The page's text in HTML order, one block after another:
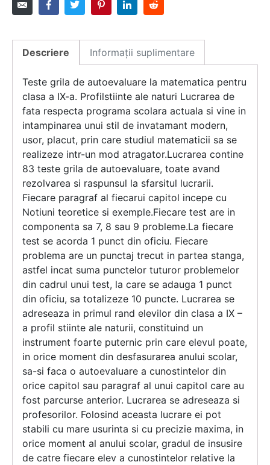
Descriere Informații suplimentare
Teste grila de autoevaluare la matematica pentru
clasa a IX-a. Profilstiinte ale naturi Lucrarea de
fata respecta programa scolara actuala si vine in
intampinarea unui stil de invatamant modern,
usor, placut, prin care studiul matematicii sa se
realizeze intr-un mod atragator.Lucrarea contine
83 teste grila de autoevaluare, toate avand
rezolvarea si raspunsul la sfarsitul lucrarii.
Fiecare paragraf al fiecarui capitol incepe cu
Notiuni teoretice si exemple.Fiecare test are in
componenta sa 7, 8 sau 9 probleme.La fiecare
test se acorda 1 punct din oficiu. Fiecare
problema are un punctaj trecut in partea stanga,
astfel incat suma punctelor tuturor problemelor
din cadrul unui test, la care se adauga 1 punct
din oficiu, sa totalizeze 10 puncte. Lucrarea se
adreseaza in primul rand elevilor din clasa a IX –
a profil stiinte ale naturii, constituind un
instrument foarte puternic prin care elevul poate,
in orice moment din desfasurarea anului scolar,
sa-si faca o autoevaluare a cunostintelor din
orice capitol sau paragraf al unui capitol care au
fost parcurse anterior. Lucrarea se adreseaza si
profesorilor. Folosind aceasta lucrare ei pot
stabili cu mare usurinta si cu precizie maxima, in
orice moment al anului scolar, gradul de insusire
de catre fiecare elev a cunostintelor relative la